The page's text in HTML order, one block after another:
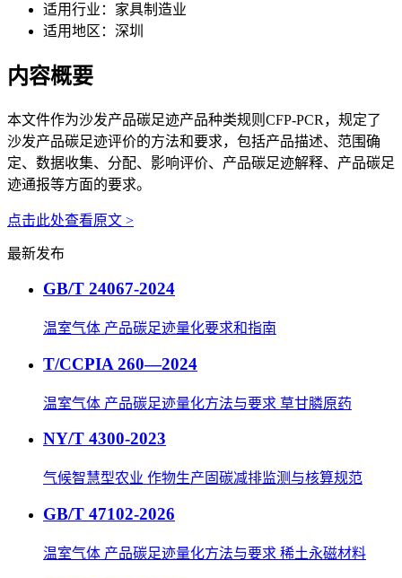
适用行业： 家具制造业
适用地区： 深圳
内容概要
本文件作为沙发产品碳足迹产品种类规则CFP-PCR，规定了
沙发产品碳足迹评价的方法和要求，包括产品描述、范围确
定、数据收集、分配、影响评价、产品碳足迹解释、产品碳足
迹通报等方面的要求。
点击此处查看原文 >
最新发布
GB/T 24067-2024
温室气体 产品碳足迹量化要求和指南
T/CCPIA 260—2024
温室气体 产品碳足迹量化方法与要求 草甘膦原药
NY/T 4300-2023
气候智慧型农业 作物生产固碳减排监测与核算规范
GB/T 47102-2026
温室气体 产品碳足迹量化方法与要求 稀土永磁材料